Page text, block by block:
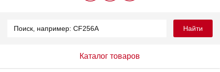
Найти
Каталог товаров